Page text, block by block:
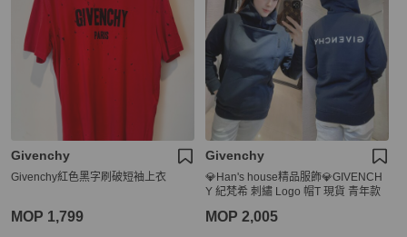
Givenchy
Givenchy紅色黑字刷破短袖上衣
MOP 1,799
Givenchy
💎Han's house精品服飾💎GIVENCH
Y 紀梵希 刺繡 Logo 帽T 現貨 青年款
MOP 2,005